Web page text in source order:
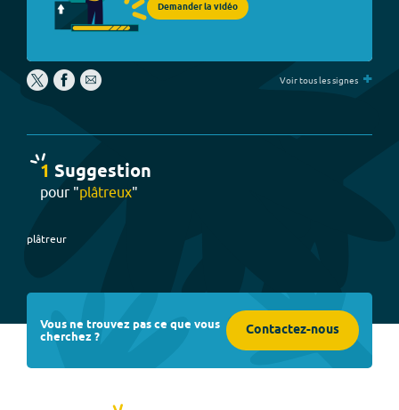
Demander la vidéo
Voir tous les signes +
1 Suggestion
pour "plâtreux"
plâtreur
Vous ne trouvez pas ce que vous
cherchez ? Contactez-nous